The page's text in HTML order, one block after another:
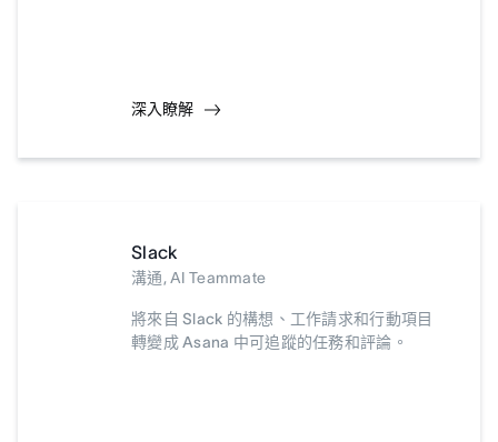
深入瞭解
Slack
溝通, AI Teammate
將來自 Slack 的構想、工作請求和行動項目
轉變成 Asana 中可追蹤的任務和評論。